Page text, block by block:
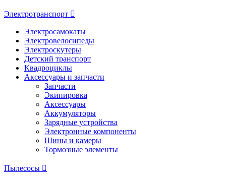
Электротранспорт
Электросамокаты
Электровелосипеды
Электроскутеры
Детский транспорт
Квадроциклы
Аксессуары и запчасти
Запчасти
Экипировка
Аксессуары
Аккумуляторы
Зарядные устройства
Электронные компоненты
Шины и камеры
Тормозные элементы
Пылесосы